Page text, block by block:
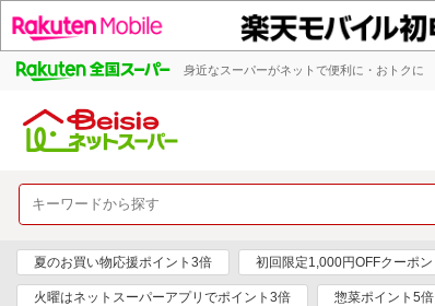
身近なスーパーがネットで便利に・おトクに
夏のお買い物応援ポイント3倍 初回限定1,000円OFFクーポン
火曜はネットスーパーアプリでポイント3倍 惣菜ポイント5倍